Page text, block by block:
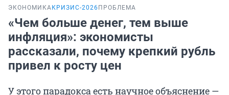
ЭКОНОМИКА КРИЗИС-2026 ПРОБЛЕМА
«Чем больше денег, тем выше
инфляция»: экономисты
рассказали, почему крепкий рубль
привел к росту цен
У этого парадокса есть научное объяснение —